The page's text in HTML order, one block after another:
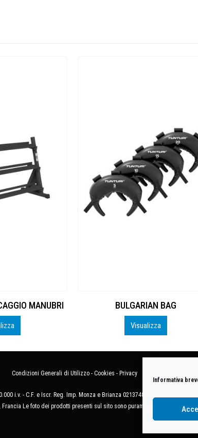
Informativa
MANUBRI BULGARIAN BAG
Visualizza
Condizioni Generali di Utilizzo - Cookies - Privacy
i.v. - C.F. e Iscr. Reg. Imp. Monza e Brianza 02137480964 - R.E.A. MB-
Le foto dei prodotti presenti sul sito sono puramente esemplificative.